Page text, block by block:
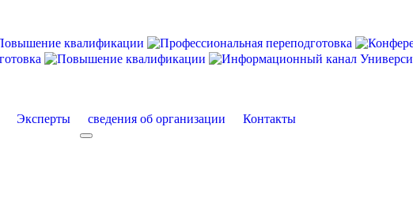
Эксперты сведения об организации
More about: сведения об организации
Контакты